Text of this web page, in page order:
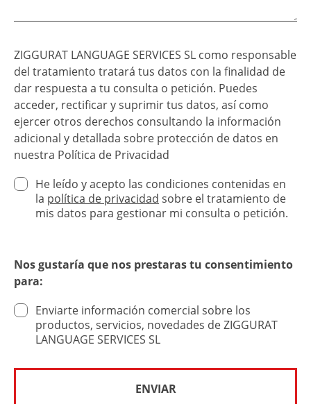
ZIGGURAT LANGUAGE SERVICES SL como responsable
del tratamiento tratará tus datos con la finalidad de
dar respuesta a tu consulta o petición. Puedes
acceder, rectificar y suprimir tus datos, así como
ejercer otros derechos consultando la información
adicional y detallada sobre protección de datos en
nuestra Política de Privacidad
He leído y acepto las condiciones contenidas en
la política de privacidad sobre el tratamiento de
mis datos para gestionar mi consulta o petición.
Nos gustaría que nos prestaras tu consentimiento
para:
Enviarte información comercial sobre los
productos, servicios, novedades de ZIGGURAT
LANGUAGE SERVICES SL